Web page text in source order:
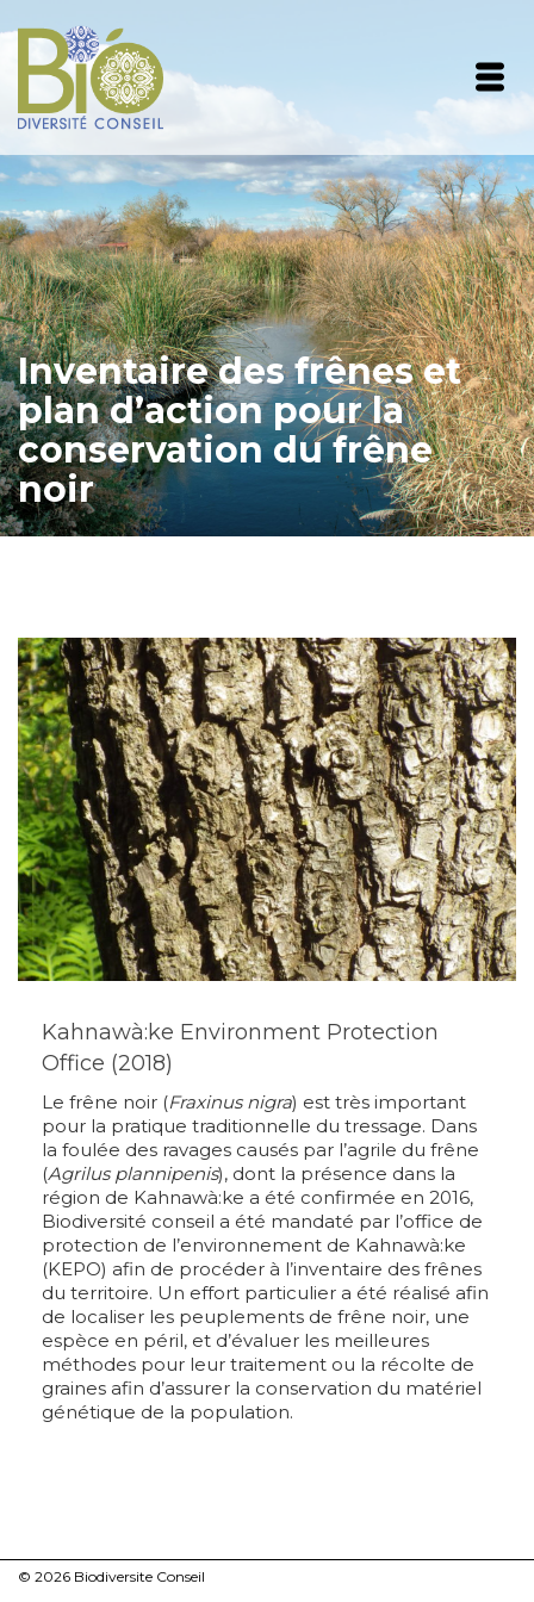
Inventaire des frênes et
plan d’action pour la
conservation du frêne
noir
Kahnawà:ke Environment Protection
Office (2018)
Le frêne noir (Fraxinus nigra) est très important
pour la pratique traditionnelle du tressage. Dans
la foulée des ravages causés par l’agrile du frêne
(Agrilus plannipenis), dont la présence dans la
région de Kahnawà:ke a été confirmée en 2016,
Biodiversité conseil a été mandaté par l’office de
protection de l’environnement de Kahnawà:ke
(KEPO) afin de procéder à l’inventaire des frênes
du territoire. Un effort particulier a été réalisé afin
de localiser les peuplements de frêne noir, une
espèce en péril, et d’évaluer les meilleures
méthodes pour leur traitement ou la récolte de
graines afin d’assurer la conservation du matériel
génétique de la population.
© 2026 Biodiversite Conseil